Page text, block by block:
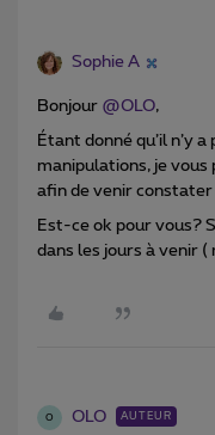
Sophie A
Bonjour @OLO,
Étant donné qu’il n’y
manipulations, je vous
afin de venir constater
Est-ce ok pour vous?
dans les jours à venir
O OLO AUTEUR